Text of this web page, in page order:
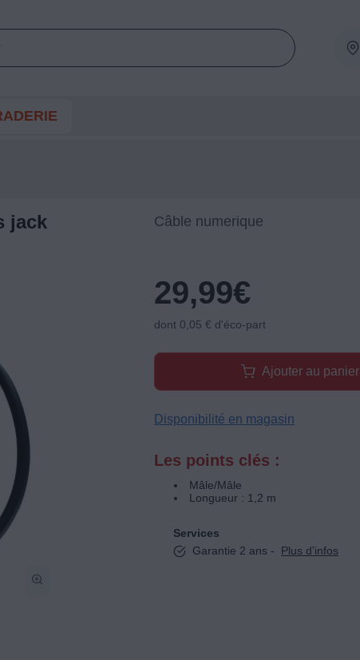
jack
Câble numerique
29,99€
dont 0,05 € d'éco-part
Ajouter au panier
Disponibilité en magasin
Les points clés :
Mâle/Mâle
Longueur : 1,2 m
Services
Garantie 2 ans -
Plus d'infos